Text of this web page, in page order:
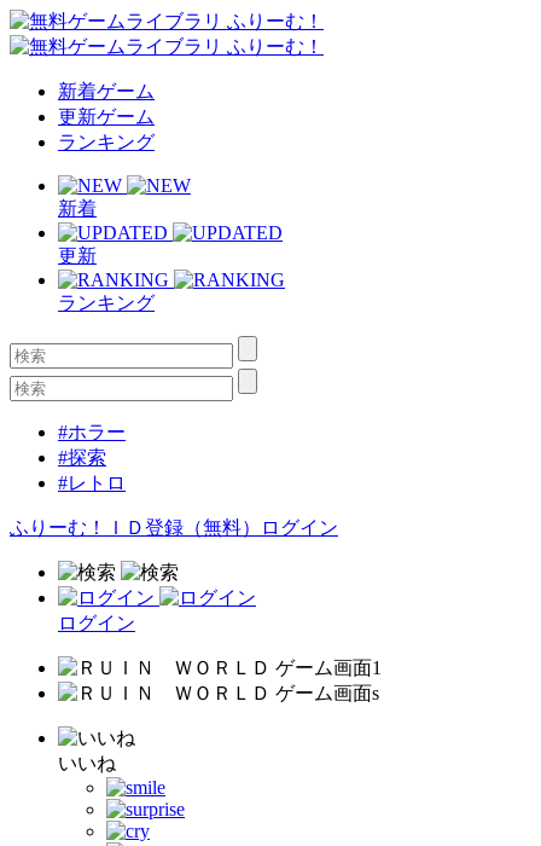
新着ゲーム
更新ゲーム
ランキング
新着
更新
ランキング
#ホラー
#探索
#レトロ
ふりーむ！ＩＤ登録（無料） ログイン
ログイン
いいね